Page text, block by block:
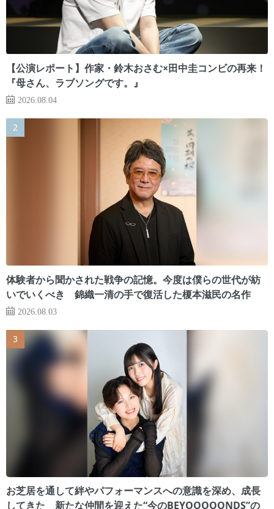
【公演レポート】作家・鈴木おさむ×田中圭コンビの再来！
『母さん、ラブソングです。』
2026.08.04
体験者から聞かされた戦争の記憶。今度は僕らの世代が紡
いでいくべき 錦織一清の手で復活した榎本滋民の名作
2026.08.03
お芝居を通して絆やパフォーマンスへの意識を深め、成長
してきた 新たな仲間を迎えた“今のBEYOOOOONDS”の